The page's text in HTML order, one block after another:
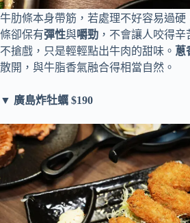
牛肋條本身帶筋，若處理不好容易過硬
條卻保有彈性與嚼勁 ，不會讓人咬得
不搶戲，只是輕輕點出牛肉的甜味。 蔥
散開，與牛脂香氣融合得相當自然。
▼ 廣島炸牡蠣 $190